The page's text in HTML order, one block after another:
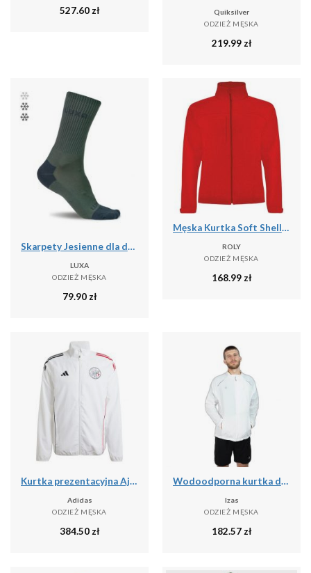
527.60 zł
Quiksilver
ODZIEŻ MĘSKA
219.99 zł
Skarpety Jesienne dla dorosłych LUXA Finest
LUXA
ODZIEŻ MĘSKA
79.90 zł
Męska Kurtka Soft Shell Rudolph
ROLY
ODZIEŻ MĘSKA
168.99 zł
Kurtka prezentacyjna Ajax Amsterdam 2025/26
Adidas
ODZIEŻ MĘSKA
384.50 zł
Wodoodporna kurtka do biegania Izas Brezel II
Izas
ODZIEŻ MĘSKA
182.57 zł